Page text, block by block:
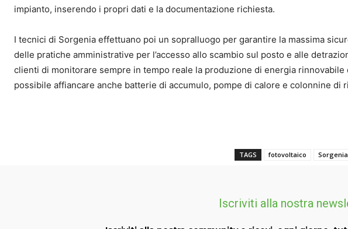
impianto, inserendo i propri dati e la documentazione richiesta.
I tecnici di Sorgenia effettuano poi un sopralluogo per garantire la massima
delle pratiche amministrative per l’accesso allo scambio sul posto e alle
clienti di monitorare sempre in tempo reale la produzione di energia rinnovabile
possibile affiancare anche batterie di accumulo, pompe di calore e colonnine di
TAGS fotovoltaico Sorgenia
Iscriviti alla nostra